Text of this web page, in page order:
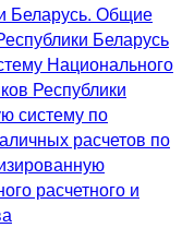
Беларусь. Общие
Беларусь
Национального
Республики
систему по
расчетов по
расчетного и